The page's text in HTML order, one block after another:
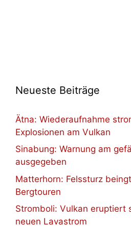
Neueste Beiträge
Ätna: Wiederaufnahme
Explosionen am Vulkan
Sinabung: Warnung am
ausgegeben
Matterhorn: Felssturz
Bergtouren
Stromboli: Vulkan eruptiert
neuen Lavastrom